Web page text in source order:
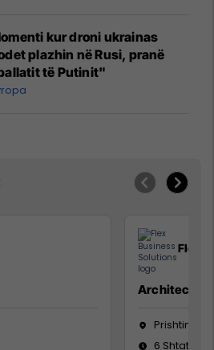
kur droni ukrainas
plazhin në Rusi, pranë
të Putinit"
Flex
Architect
Prishtinë
6 Shtator